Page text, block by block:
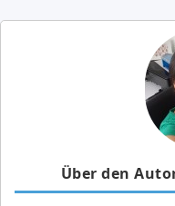
Über den